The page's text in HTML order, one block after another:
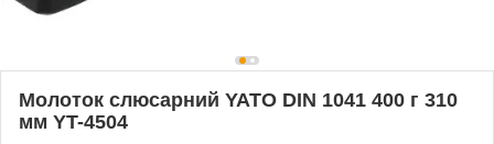
Молоток слюсарний YATO DIN 1041 400 г 310
мм YT-4504